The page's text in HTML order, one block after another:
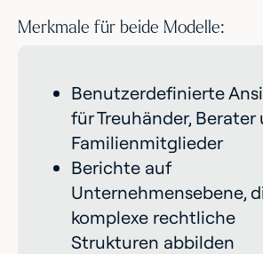
Merkmale für beide Modelle:
Benutzerdefinierte
für Treuhänder, Berater
Familienmitglieder
Berichte auf
Unternehmensebene,
komplexe rechtliche
Strukturen abbilden